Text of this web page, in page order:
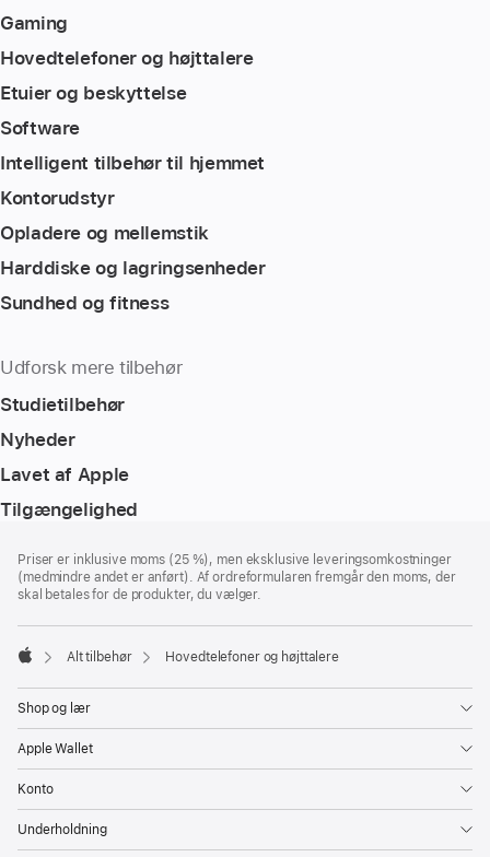
Gaming
Hovedtelefoner og højttalere
Etuier og beskyttelse
Software
Intelligent tilbehør til hjemmet
Kontorudstyr
Opladere og mellemstik
Harddiske og lagringsenheder
Sundhed og fitness
Udforsk mere tilbehør
Studietilbehør
Nyheder
Lavet af Apple
Tilgængelighed
Priser er inklusive moms (25 %), men eksklusive leveringsomkostninger
(medmindre andet er anført). Af ordreformularen fremgår den moms, der
skal betales for de produkter, du vælger.
Alt tilbehør Hovedtelefoner og højttalere
Shop og lær
Apple Wallet
Konto
Underholdning